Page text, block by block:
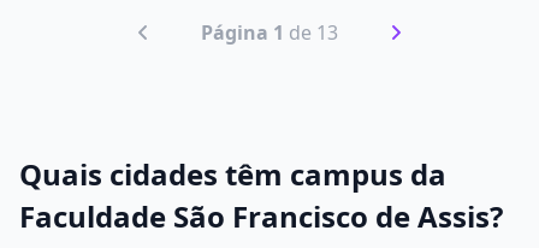
Página 1 de 13
Quais cidades têm campus da
Faculdade São Francisco de Assis?